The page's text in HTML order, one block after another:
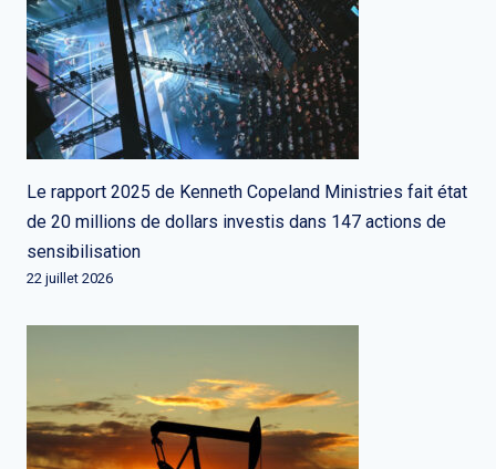
Le rapport 2025 de Kenneth Copeland Ministries fait état
de 20 millions de dollars investis dans 147 actions de
sensibilisation
22 juillet 2026